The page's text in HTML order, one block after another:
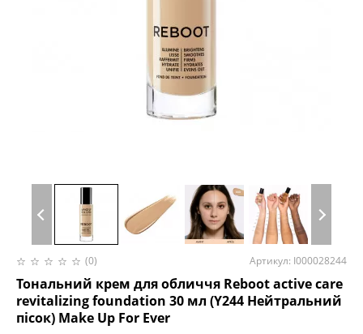
(0) Артикул: I000028244
Тональний крем для обличчя Reboot active care
revitalizing foundation 30 мл (Y244 Нейтральний
пісок) Make Up For Ever